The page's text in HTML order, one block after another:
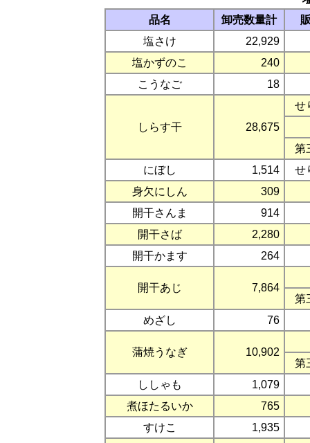
品名 卸売数量計
塩さけ
22,929
塩かずのこ
240
こうなご
18
しらす干 28,675
せ
第
にぼし
1,514
せ
身欠にしん
309
開干さんま
914
開干さば
2,280
開干かます
264
開干あじ
7,864
第
めざし
76
蒲焼うなぎ
10,902
第
ししゃも
1,079
煮ほたるいか
765
すけこ
1,935